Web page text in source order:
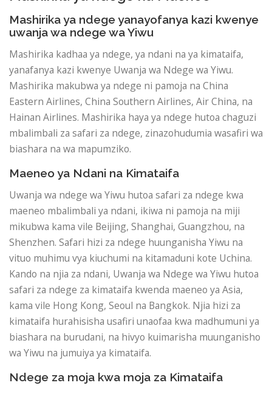
Mashirika ya ndege yanayofanya kazi kwenye
uwanja wa ndege wa Yiwu
Mashirika kadhaa ya ndege, ya ndani na ya kimataifa,
yanafanya kazi kwenye Uwanja wa Ndege wa Yiwu.
Mashirika makubwa ya ndege ni pamoja na China
Eastern Airlines, China Southern Airlines, Air China, na
Hainan Airlines. Mashirika haya ya ndege hutoa chaguzi
mbalimbali za safari za ndege, zinazohudumia wasafiri wa
biashara na wa mapumziko.
Maeneo ya Ndani na Kimataifa
Uwanja wa ndege wa Yiwu hutoa safari za ndege kwa
maeneo mbalimbali ya ndani, ikiwa ni pamoja na miji
mikubwa kama vile Beijing, Shanghai, Guangzhou, na
Shenzhen. Safari hizi za ndege huunganisha Yiwu na
vituo muhimu vya kiuchumi na kitamaduni kote Uchina.
Kando na njia za ndani, Uwanja wa Ndege wa Yiwu hutoa
safari za ndege za kimataifa kwenda maeneo ya Asia,
kama vile Hong Kong, Seoul na Bangkok. Njia hizi za
kimataifa hurahisisha usafiri unaofaa kwa madhumuni ya
biashara na burudani, na hivyo kuimarisha muunganisho
wa Yiwu na jumuiya ya kimataifa.
Ndege za moja kwa moja za Kimataifa